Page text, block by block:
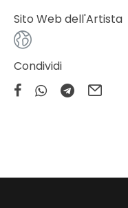
Sito Web dell'Artista
Condividi